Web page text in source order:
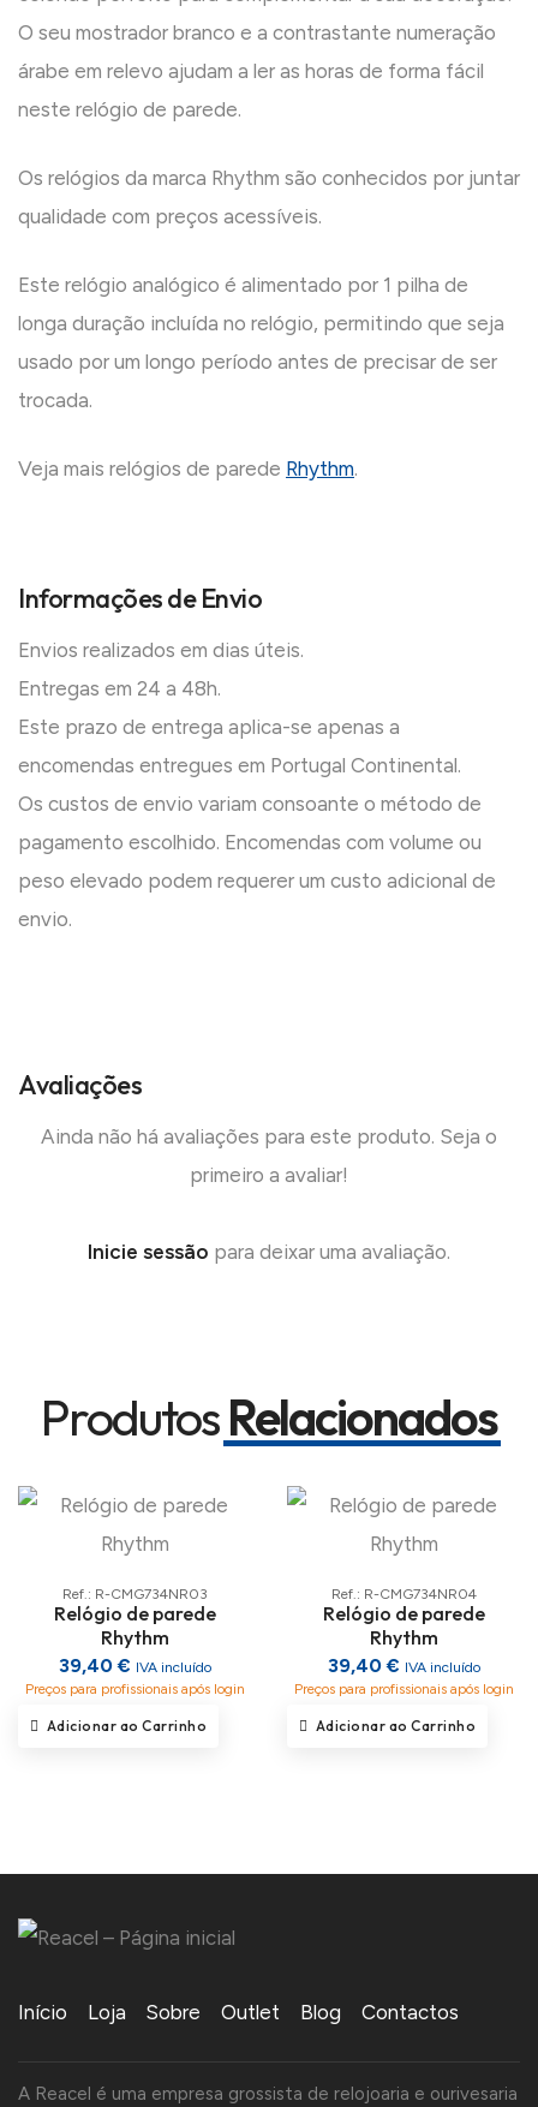
O seu mostrador branco e a contrastante numeração
árabe em relevo ajudam a ler as horas de forma fácil
neste relógio de parede.
Os relógios da marca Rhythm são conhecidos por juntar
qualidade com preços acessíveis.
Este relógio analógico é alimentado por 1 pilha de
longa duração incluída no relógio, permitindo que seja
usado por um longo período antes de precisar de ser
trocada.
Veja mais relógios de parede Rhythm.
Informações de Envio
Envios realizados em dias úteis.
Entregas em 24 a 48h.
Este prazo de entrega aplica-se apenas a
encomendas entregues em Portugal Continental.
Os custos de envio variam consoante o método de
pagamento escolhido. Encomendas com volume ou
peso elevado podem requerer um custo adicional de
envio.
Avaliações
Ainda não há avaliações para este produto. Seja o
primeiro a avaliar!
Inicie sessão para deixar uma avaliação.
ProdutosRelacionados
Ref.: R-CMG734NR03
Relógio de parede
Rhythm
39,40 € IVA incluído
Preços para profissionais após login
Adicionar ao Carrinho
Ref.: R-CMG734NR04
Relógio de parede
Rhythm
39,40 € IVA incluído
Preços para profissionais após login
Adicionar ao Carrinho
Início Loja Sobre Outlet Blog Contactos
A Reacel é uma empresa grossista de relojoaria e ourivesaria